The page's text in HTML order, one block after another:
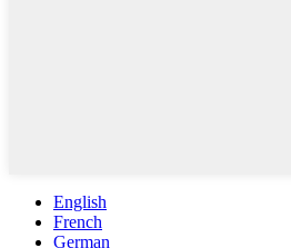
English
French
German